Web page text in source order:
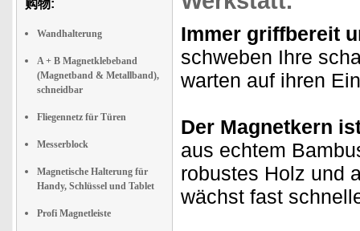
购物:
Wandhalterung
A + B Magnetklebeband
(Magnetband & Metallband),
schneidbar
Fliegennetz für Türen
Messerblock
Magnetische Halterung für
Handy, Schlüssel und Tablet
Profi Magnetleiste
Immer griffbereit
schweben Ihre
warten auf ihren
Der Magnetkern
aus echtem
robustes Holz und
wächst fast